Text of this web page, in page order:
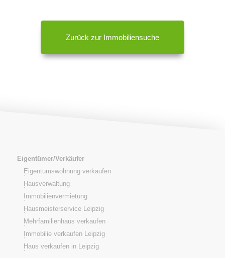
Zurück zur Immobiliensuche
Eigentümer/Verkäufer
Eigentumswohnung verkaufen
Hausverwaltung
Immobilienvermietung
Hausmeisterservice Leipzig
Mehrfamilienhaus verkaufen
Immobilie verkaufen Leipzig
Haus verkaufen in Leipzig